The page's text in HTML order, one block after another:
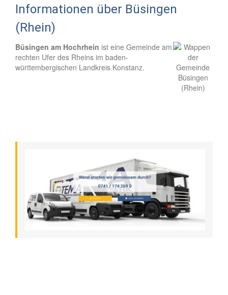
Informationen über Büsingen
(Rhein)
Büsingen am Hochrhein ist eine Gemeinde am
rechten Ufer des Rheins im baden-
württembergischen Landkreis Konstanz.